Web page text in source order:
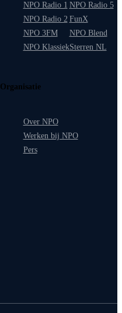
NPO Radio 1
NPO Radio 2
NPO 3FM
NPO Klassiek
NPO Radio 5
FunX
NPO Blend
Sterren NL
Organisatie
Over NPO
Werken bij NPO
Pers